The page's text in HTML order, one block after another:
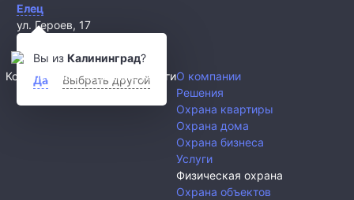
Елец
Вы из Калининград?
Да
Выбрать другой
ул. Героев, 17
Комплексные охранные услугиО компании
Решения
Охрана квартиры
Охрана дома
Охрана бизнеса
Услуги
Физическая охрана
Охрана объектов